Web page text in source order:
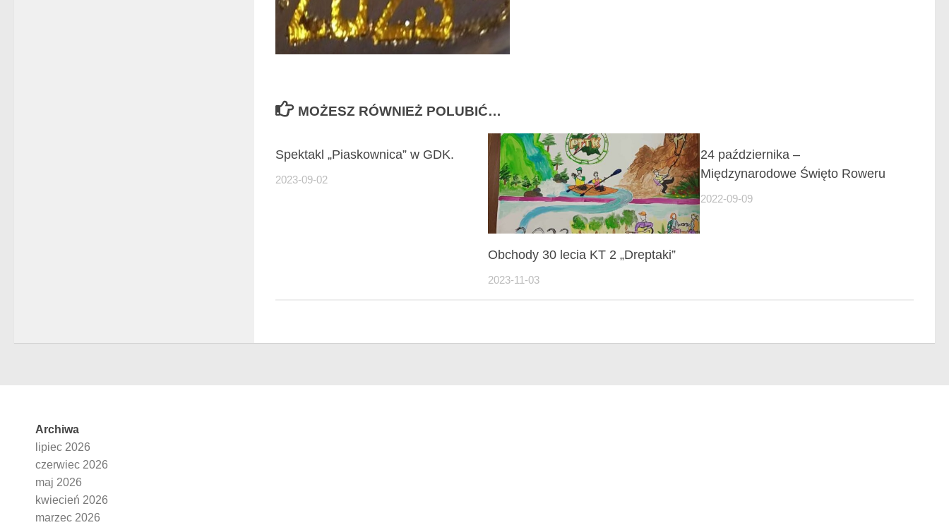
MOŻESZ RÓWNIEŻ POLUBIĆ…
Spektakl „Piaskownica” w GDK.
2023-09-02
Obchody 30 lecia KT 2 „Dreptaki”
2023-11-03
24 października –
Międzynarodowe Święto Roweru
2022-09-09
Archiwa
lipiec 2026
czerwiec 2026
maj 2026
kwiecień 2026
marzec 2026